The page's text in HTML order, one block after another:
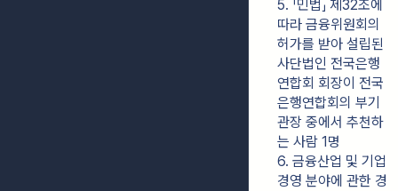
5. 「민법」 제32조에
따라 금융위원회의
허가를 받아 설립된
사단법인 전국은행
연합회 회장이 전국
은행연합회의 부기
관장 중에서 추천하
는 사람 1명
6. 금융산업 및 기업
경영 분야에 관한 경